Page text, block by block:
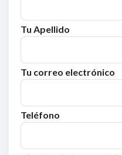
Tu Apellido
Tu correo electrónico
Teléfono